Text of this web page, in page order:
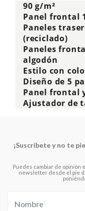
90 g/m²
Panel frontal
Paneles
(reciclado)
Paneles
algodón
Estilo con
Diseño de 5
Panel frontal
Ajustador de
¡Suscríbete y no te
Puedes cambiar de opinión
newsletter desde el pie